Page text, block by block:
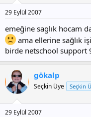
29 Eylül 2007
emeğine saglık hocam
ama ellerine sağlık
birde netschool support
gökalp
Seçkin Üye Seçkin
29 Eylül 2007